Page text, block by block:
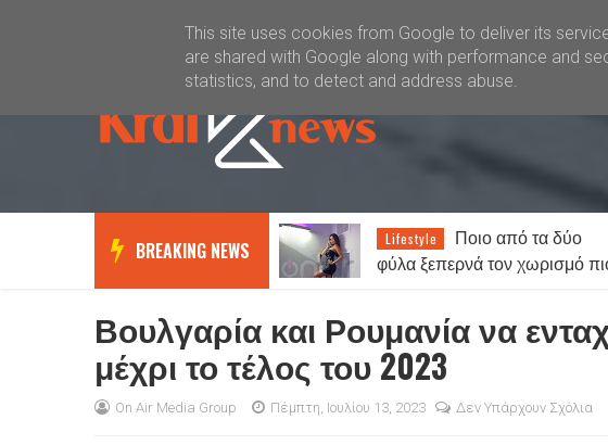
Καλώς ήλθατε Kral News
BREAKING NEWS Lifestyle
Ποιο από τα δύο
φύλα ξεπερνά τον χωρισμό
Βουλγαρία και Ρουμανία να
μέχρι το τέλος του 2023
On Air Media Group Πέμπτη, Ιουλίου 13, 2023 Δεν Υπάρχουν Σχόλια
This site uses cookies from Google to deliver its
are shared with Google along with performance and
statistics, and to detect and address abuse.